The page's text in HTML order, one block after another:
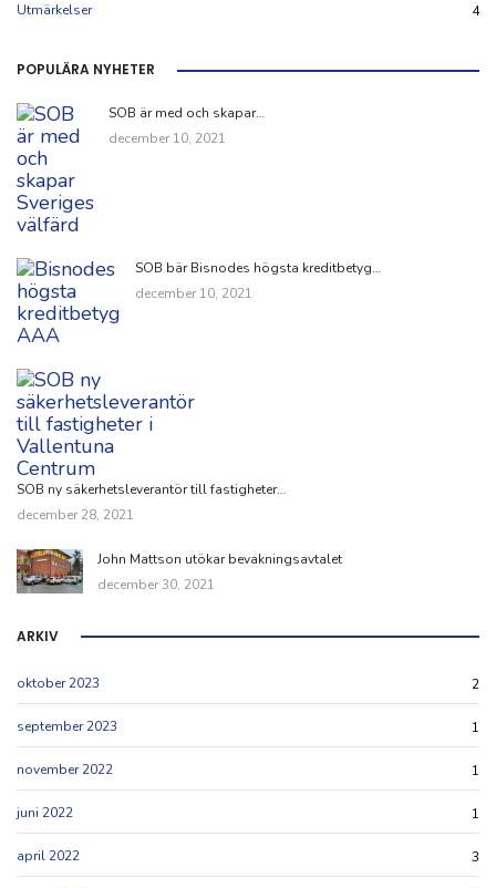
Utmärkelser 4
POPULÄRA NYHETER
SOB är med och skapar…
december 10, 2021
SOB bär Bisnodes högsta kreditbetyg…
december 10, 2021
SOB ny säkerhetsleverantör till fastigheter…
december 28, 2021
John Mattson utökar bevakningsavtalet
december 30, 2021
ARKIV
oktober 2023 2
september 2023 1
november 2022 1
juni 2022 1
april 2022 3